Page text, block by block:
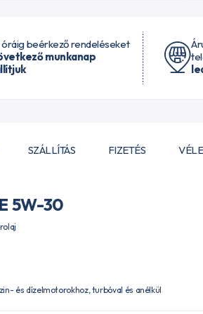
óráig beérkező rendeléseket
munkanap
SZÁLLÍTÁS FIZETÉS
5W-30
és dízelmotorokhoz, turbóval és anélkül